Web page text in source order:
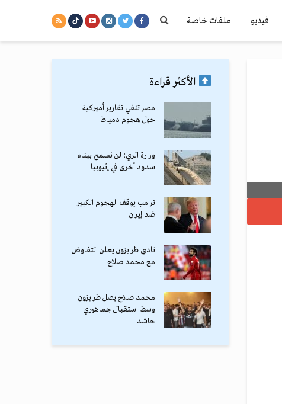
فيديو ملفات خاصة
الأكثر قراءة
مصر تنفي تقارير أميركية
حول هجوم دمياط
وزارة الري: لن نسمح ببناء
سدود أخرى في إثيوبيا
ترامب يوقف الهجوم الكبير
ضد إيران
نادي طرابزون يعلن التفاوض
مع محمد صلاح
محمد صلاح يصل طرابزون
وسط استقبال جماهيري
حاشد